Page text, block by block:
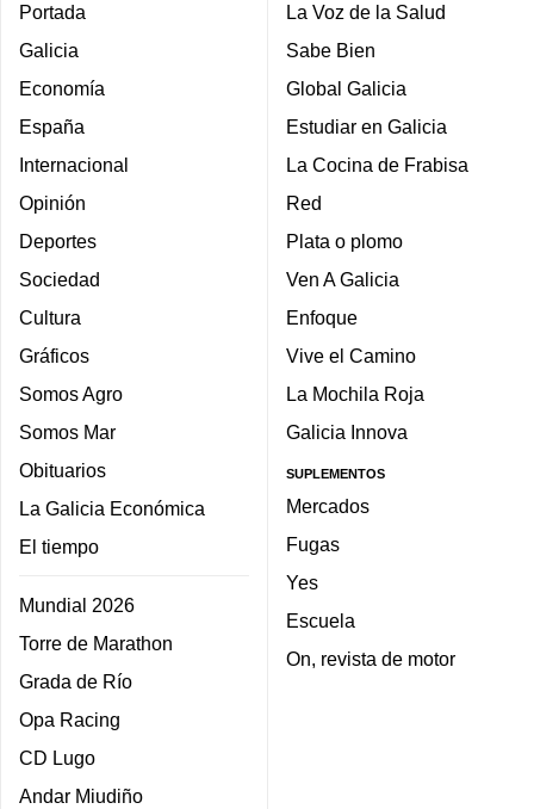
Portada
Galicia
Economía
España
Internacional
Opinión
Deportes
Sociedad
Cultura
Gráficos
Somos Agro
Somos Mar
Obituarios
La Galicia Económica
El tiempo
Mundial 2026
Torre de Marathon
Grada de Río
Opa Racing
CD Lugo
Andar Miudiño
La Voz de la Salud
Sabe Bien
Global Galicia
Estudiar en Galicia
La Cocina de Frabisa
Red
Plata o plomo
Ven A Galicia
Enfoque
Vive el Camino
La Mochila Roja
Galicia Innova
SUPLEMENTOS
Mercados
Fugas
Yes
Escuela
On, revista de motor